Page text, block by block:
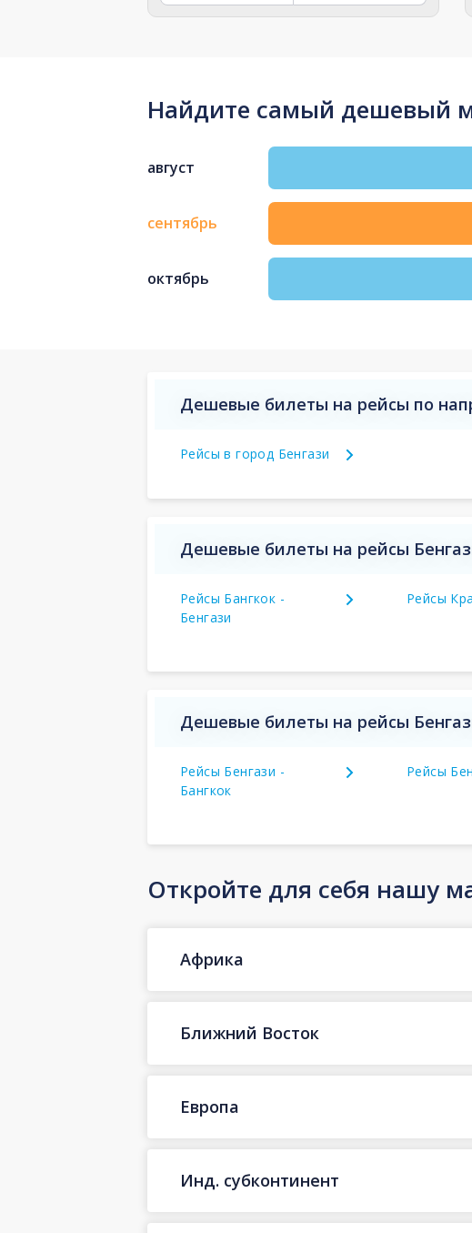
Найдите самый дешевый
август
сентябрь
октябрь
Дешевые билеты на рейсы по
Рейсы в город Бенгази
Дешевые билеты на рейсы
Рейсы Бангкок -
Бенгази
Рейсы
Дешевые билеты на рейсы
Рейсы Бенгази -
Бангкок
Рейсы
Откройте для себя нашу
Африка
Ближний Восток
Европа
Инд. субконтинент